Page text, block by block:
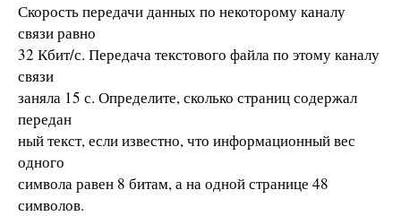
Скорость передачи данных по некоторому каналу
связи равно
32 Кбит/с. Передача текстового файла по этому каналу
связи
заняла 15 с. Определите, сколько страниц содержал
передан
ный текст, если известно, что информационный вес
одного
символа равен 8 битам, а на одной странице 48
символов.